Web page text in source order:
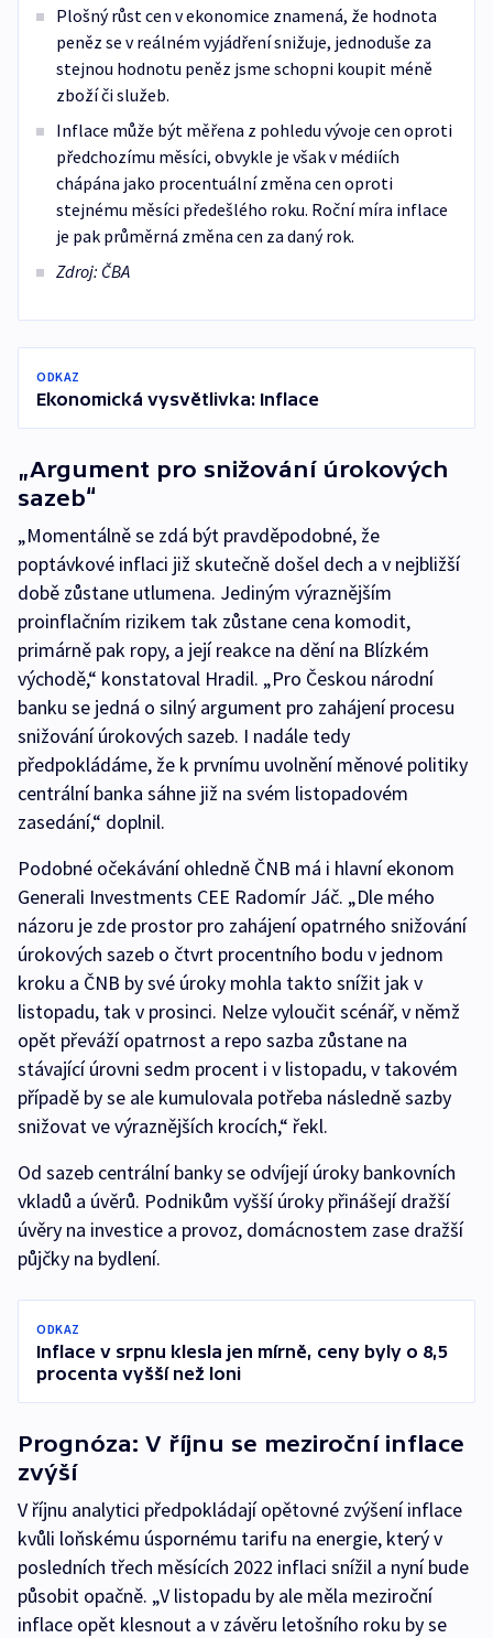
Plošný růst cen v ekonomice znamená, že hodnota
peněz se v reálném vyjádření snižuje, jednoduše za
stejnou hodnotu peněz jsme schopni koupit méně
zboží či služeb.
Inflace může být měřena z pohledu vývoje cen oproti
předchozímu měsíci, obvykle je však v médiích
chápána jako procentuální změna cen oproti
stejnému měsíci předešlého roku. Roční míra inflace
je pak průměrná změna cen za daný rok.
Zdroj: ČBA
ODKAZ
Ekonomická vysvětlivka: Inflace
„Argument pro snižování úrokových
sazeb“
„Momentálně se zdá být pravděpodobné, že
poptávkové inflaci již skutečně došel dech a v nejbližší
době zůstane utlumena. Jediným výraznějším
proinflačním rizikem tak zůstane cena komodit,
primárně pak ropy, a její reakce na dění na Blízkém
východě,“ konstatoval Hradil. „Pro Českou národní
banku se jedná o silný argument pro zahájení procesu
snižování úrokových sazeb. I nadále tedy
předpokládáme, že k prvnímu uvolnění měnové politiky
centrální banka sáhne již na svém listopadovém
zasedání,“ doplnil.
Podobné očekávání ohledně ČNB má i hlavní ekonom
Generali Investments CEE Radomír Jáč. „Dle mého
názoru je zde prostor pro zahájení opatrného snižování
úrokových sazeb o čtvrt procentního bodu v jednom
kroku a ČNB by své úroky mohla takto snížit jak v
listopadu, tak v prosinci. Nelze vyloučit scénář, v němž
opět převáží opatrnost a repo sazba zůstane na
stávající úrovni sedm procent i v listopadu, v takovém
případě by se ale kumulovala potřeba následně sazby
snižovat ve výraznějších krocích,“ řekl.
Od sazeb centrální banky se odvíjejí úroky bankovních
vkladů a úvěrů. Podnikům vyšší úroky přinášejí dražší
úvěry na investice a provoz, domácnostem zase dražší
půjčky na bydlení.
ODKAZ
Inflace v srpnu klesla jen mírně, ceny byly o 8,5
procenta vyšší než loni
Prognóza: V říjnu se meziroční inflace
zvýší
V říjnu analytici předpokládají opětovné zvýšení inflace
kvůli loňskému úspornému tarifu na energie, který v
posledních třech měsících 2022 inflaci snížil a nyní bude
působit opačně. „V listopadu by ale měla meziroční
inflace opět klesnout a v závěru letošního roku by se